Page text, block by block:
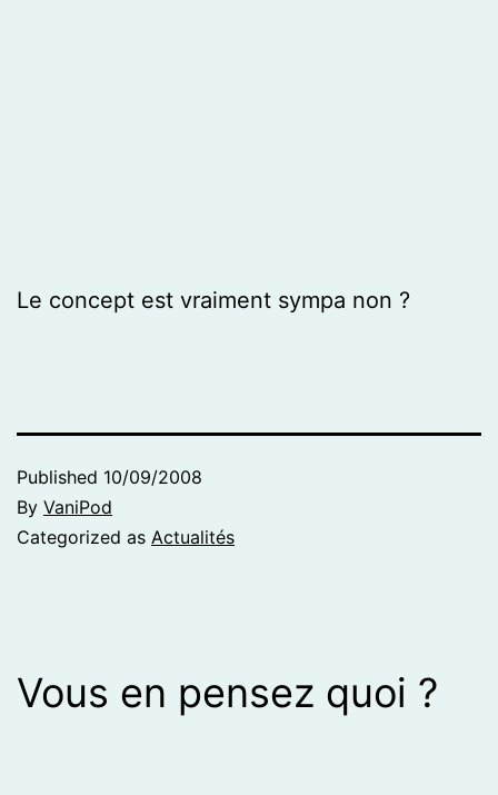
Le concept est vraiment sympa non ?
Published 10/09/2008
By VaniPod
Categorized as Actualités
Vous en pensez quoi ?